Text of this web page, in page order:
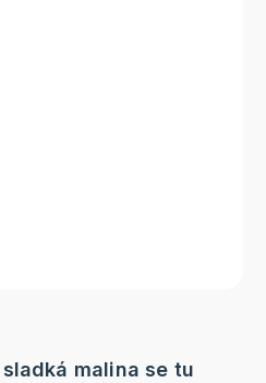
malina se tu